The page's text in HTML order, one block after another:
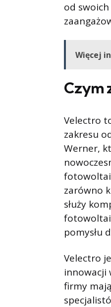
od
Więcej
Czym
Velectro
zakresu
Werner,
zarówno
służy
pomysłu
Velectro
innowacji
firmy